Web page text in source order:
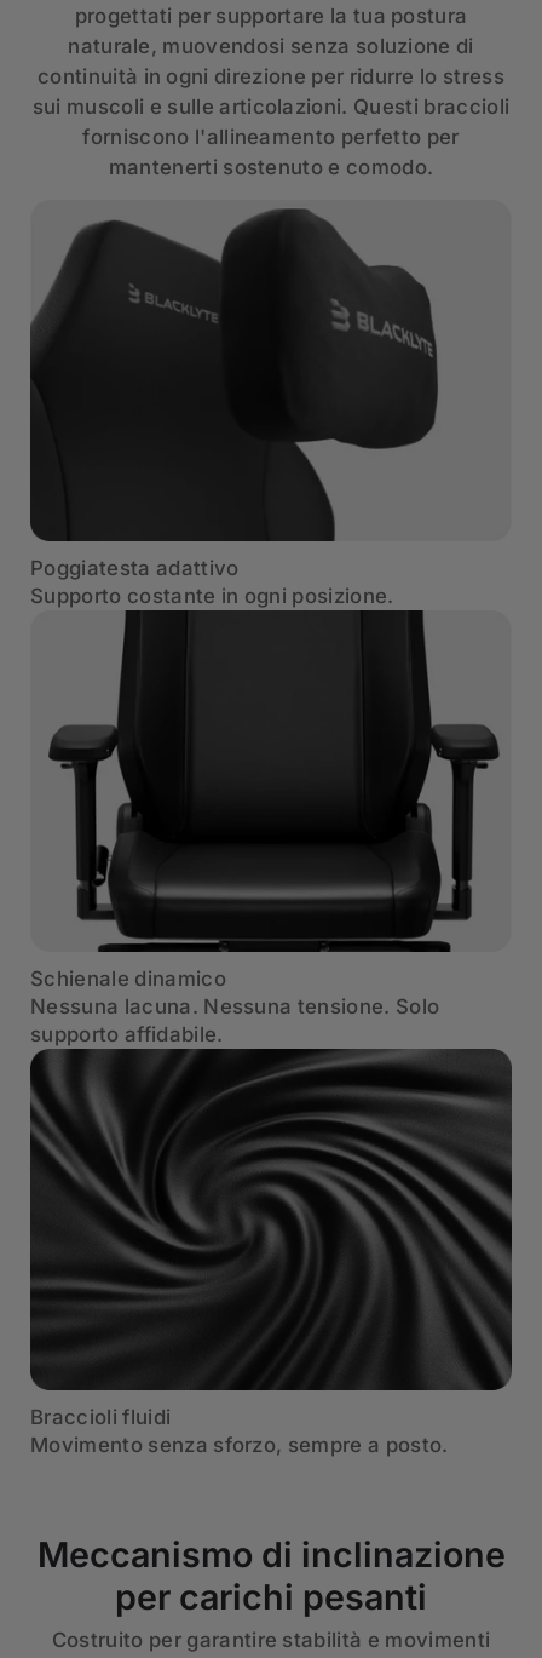
progettati per supportare la tua postura
naturale, muovendosi senza soluzione di
continuità in ogni direzione per ridurre lo stress
sui muscoli e sulle articolazioni. Questi braccioli
forniscono l'allineamento perfetto per
mantenerti sostenuto e comodo.
Poggiatesta adattivo
Supporto costante in ogni posizione.
Schienale dinamico
Nessuna lacuna. Nessuna tensione. Solo
supporto affidabile.
Braccioli fluidi
Movimento senza sforzo, sempre a posto.
Meccanismo di inclinazione
per carichi pesanti
Costruito per garantire stabilità e movimenti